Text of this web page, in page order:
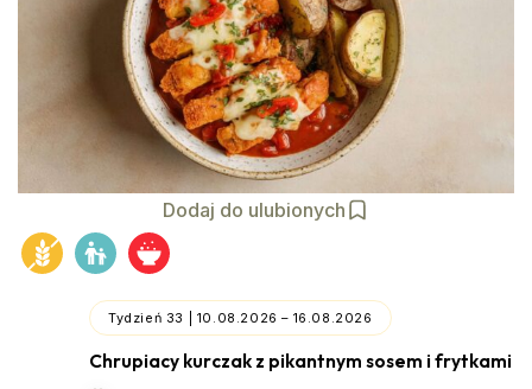
Dodaj do ulubionych
Tydzień 33 | 10.08.2026 – 16.08.2026
Chrupiacy kurczak z pikantnym sosem i frytkami